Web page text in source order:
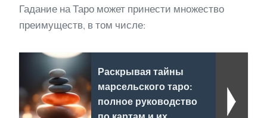
Гадание на Таро может принести множество
преимуществ, в том числе:
Раскрывая тайны
марсельского таро:
полное руководство